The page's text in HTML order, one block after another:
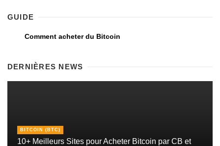
GUIDE
Comment acheter du Bitcoin
DERNIÈRES NEWS
BITCOIN (BTC)
10+ Meilleurs Sites pour Acheter Bitcoin par CB et